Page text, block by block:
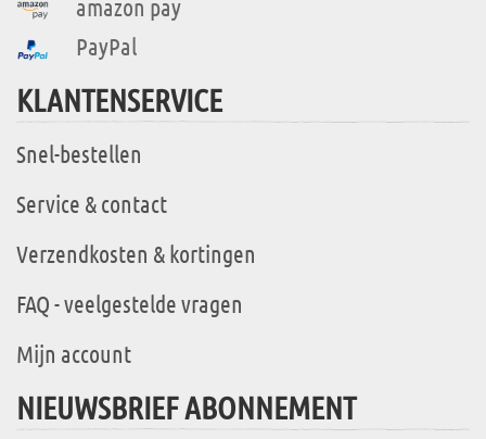
amazon pay
PayPal
KLANTENSERVICE
Snel-bestellen
Service & contact
Verzendkosten & kortingen
FAQ - veelgestelde vragen
Mijn account
NIEUWSBRIEF ABONNEMENT